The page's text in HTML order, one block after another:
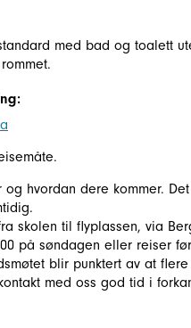
med bad og toalett
hvordan dere kommer.
skolen til flyplassen, via
på søndagen eller reiser
blir punktert av at
med oss god tid i